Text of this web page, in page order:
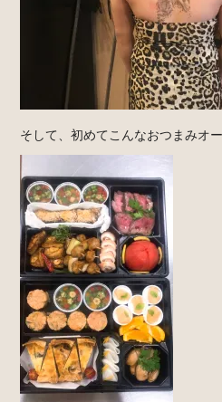
そして、初めてこんなおつまみオ